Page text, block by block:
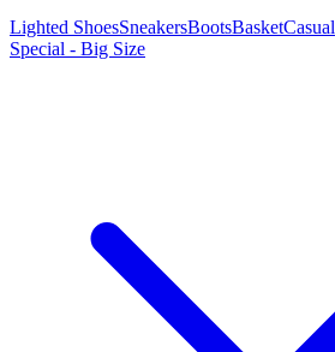
Lighted ShoesSneakersBootsBasketCasual
Special - Big Size